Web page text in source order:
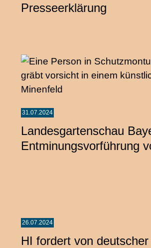
Presseerklärung
31.07.2024
Landesgartenschau
Entminungsvorführung
26.07.2024
HI fordert von deutscher